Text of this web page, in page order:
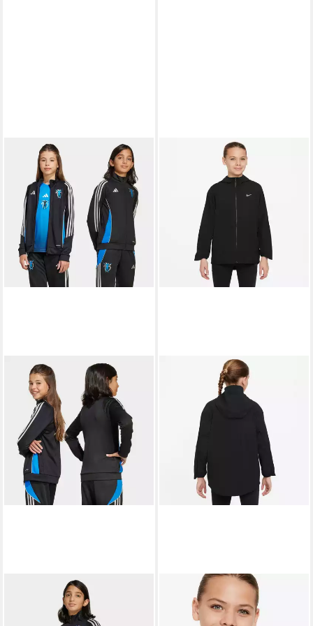
ADIDAS PERFORMANCE
Trainingsjacke JUDE
BELLINGHAM KIDS
Trainingsjacke K NK DF UV
WOVEN JKT Für Kinder und